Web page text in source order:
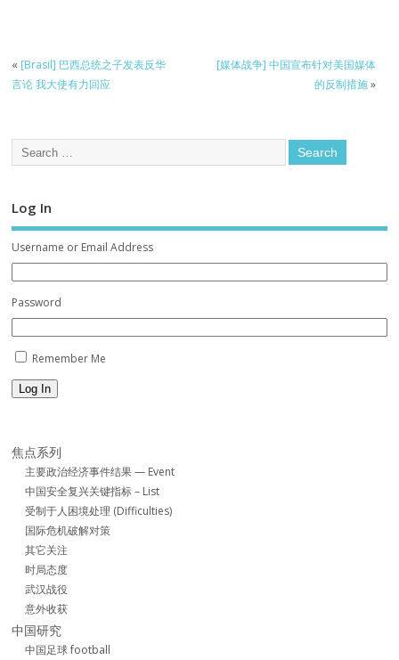
« [Brasil] 巴西总统之子发表反华
言论 我大使有力回应
[媒体战争] 中国宣布针对美国媒体
的反制措施»
Log In
Username or Email Address
Password
Remember Me
Log In
焦点系列
主要政治经济事件结果 — Event
中国安全复兴关键指标 – List
受制于人困境处理 (Difficulties)
国际危机破解对策
其它关注
时局态度
武汉战役
意外收获
中国研究
中国足球 football